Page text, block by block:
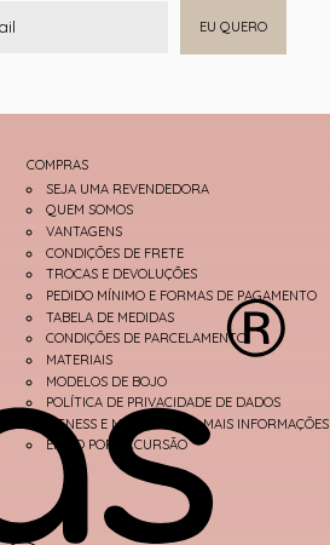
EU QUERO
COMPRAS
SEJA UMA REVENDEDORA
QUEM SOMOS
VANTAGENS
CONDIÇÕES DE FRETE
TROCAS E DEVOLUÇÕES
PEDIDO MÍNIMO E FORMAS DE PAGAMENTO
TABELA DE MEDIDAS
CONDIÇÕES DE PARCELAMENTO
MATERIAIS
MODELOS DE BOJO
POLÍTICA DE PRIVACIDADE DE DADOS
FITNESS E MODA PRAIA - MAIS INFORMAÇÕES
ENVIO POR EXCURSÃO